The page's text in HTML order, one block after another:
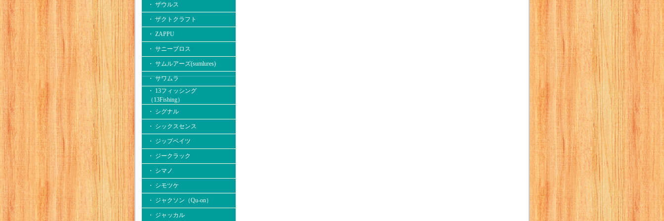
・ ザウルス
・ ザクトクラフト
・ ZAPPU
・ サニーブロス
・ サムルアーズ(sumlures)
・ サワムラ
・ 13フィッシング
（13Fishing）
・ シグナル
・ シックスセンス
・ ジップベイツ
・ ジークラック
・ シマノ
・ シモツケ
・ ジャクソン（Qu-on）
・ ジャッカル